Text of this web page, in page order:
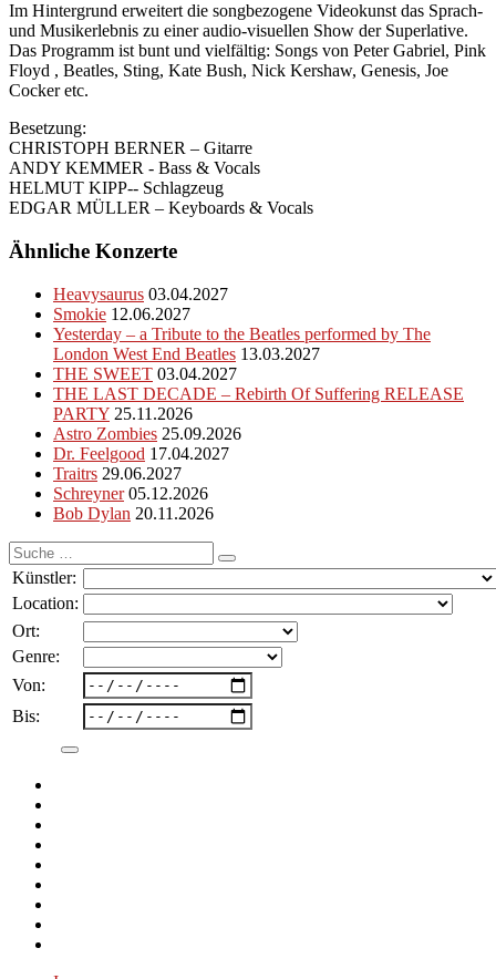
Im Hintergrund erweitert die songbezogene Videokunst das Sprach-
und Musikerlebnis zu einer audio-visuellen Show der Superlative.
Das Programm ist bunt und vielfältig: Songs von Peter Gabriel, Pink
Floyd , Beatles, Sting, Kate Bush, Nick Kershaw, Genesis, Joe
Cocker etc.
Besetzung:
CHRISTOPH BERNER – Gitarre
ANDY KEMMER - Bass & Vocals
HELMUT KIPP-- Schlagzeug
EDGAR MÜLLER – Keyboards & Vocals
Ähnliche Konzerte
Heavysaurus 03.04.2027
Smokie 12.06.2027
Yesterday – a Tribute to the Beatles performed by The
London West End Beatles 13.03.2027
THE SWEET 03.04.2027
THE LAST DECADE – Rebirth Of Suffering RELEASE
PARTY 25.11.2026
Astro Zombies 25.09.2026
Dr. Feelgood 17.04.2027
Traitrs 29.06.2027
Schreyner 05.12.2026
Bob Dylan 20.11.2026
Suche
nach:
Künstler:
Location:
Ort:
Genre:
Von:
Bis: